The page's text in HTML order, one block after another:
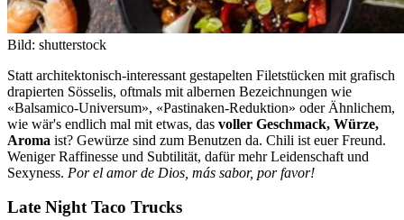
Bild: shutterstock
Statt architektonisch-interessant gestapelten Filetstücken mit grafisch
drapierten Sösselis, oftmals mit albernen Bezeichnungen wie
«Balsamico-Universum», «Pastinaken-Reduktion» oder Ähnlichem,
wie wär's endlich mal mit etwas, das voller Geschmack, Würze,
Aroma ist? Gewürze sind zum Benutzen da. Chili ist euer Freund.
Weniger Raffinesse und Subtilität, dafür mehr Leidenschaft und
Sexyness. Por el amor de Dios, más sabor, por favor!
Late Night Taco Trucks